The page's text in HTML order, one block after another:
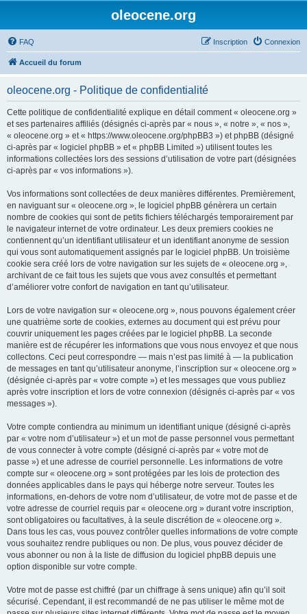
oleocene.org
FAQ Connexion
Inscription
Accueil du forum
oleocene.org - Politique de confidentialité
Cette politique de confidentialité explique en détail comment « oleocene.org »
et ses partenaires affiliés (désignés ci-après par « nous », « notre », « nos »,
« oleocene.org » et « https://www.oleocene.org/phpBB3 ») et phpBB (désigné
ci-après par « logiciel phpBB » et « phpBB Limited ») utilisent toutes les
informations collectées lors des sessions d’utilisation de votre part (désignées
ci-après par « vos informations »).
Vos informations sont collectées de deux manières différentes. Premièrement,
en naviguant sur « oleocene.org », le logiciel phpBB génèrera un certain
nombre de cookies qui sont de petits fichiers téléchargés temporairement par
le navigateur internet de votre ordinateur. Les deux premiers cookies ne
contiennent qu’un identifiant utilisateur et un identifiant anonyme de session
qui vous sont automatiquement assignés par le logiciel phpBB. Un troisième
cookie sera créé lors de votre navigation sur les sujets de « oleocene.org »,
archivant de ce fait tous les sujets que vous avez consultés et permettant
d’améliorer votre confort de navigation en tant qu’utilisateur.
Lors de votre navigation sur « oleocene.org », nous pouvons également créer
une quatrième sorte de cookies, externes au document qui est prévu pour
couvrir uniquement les pages créées par le logiciel phpBB. La seconde
manière est de récupérer les informations que vous nous envoyez et que nous
collectons. Ceci peut correspondre — mais n’est pas limité à — la publication
de messages en tant qu’utilisateur anonyme, l’inscription sur « oleocene.org »
(désignée ci-après par « votre compte ») et les messages que vous publiez
après votre inscription et lors de votre connexion (désignés ci-après par « vos
messages »).
Votre compte contiendra au minimum un identifiant unique (désigné ci-après
par « votre nom d’utilisateur ») et un mot de passe personnel vous permettant
de vous connecter à votre compte (désigné ci-après par « votre mot de
passe ») et une adresse de courriel personnelle. Les informations de votre
compte sur « oleocene.org » sont protégées par les lois de protection des
données applicables dans le pays qui héberge notre serveur. Toutes les
informations, en-dehors de votre nom d’utilisateur, de votre mot de passe et de
votre adresse de courriel requis par « oleocene.org » durant votre inscription,
sont obligatoires ou facultatives, à la seule discrétion de « oleocene.org ».
Dans tous les cas, vous pouvez contrôler quelles informations de votre compte
vous souhaitez rendre publiques ou non. De plus, vous pouvez décider de
vous abonner ou non à la liste de diffusion du logiciel phpBB depuis une
option disponible sur votre compte.
Votre mot de passe est chiffré (par un chiffrage à sens unique) afin qu’il soit
sécurisé. Cependant, il est recommandé de ne pas utiliser le même mot de